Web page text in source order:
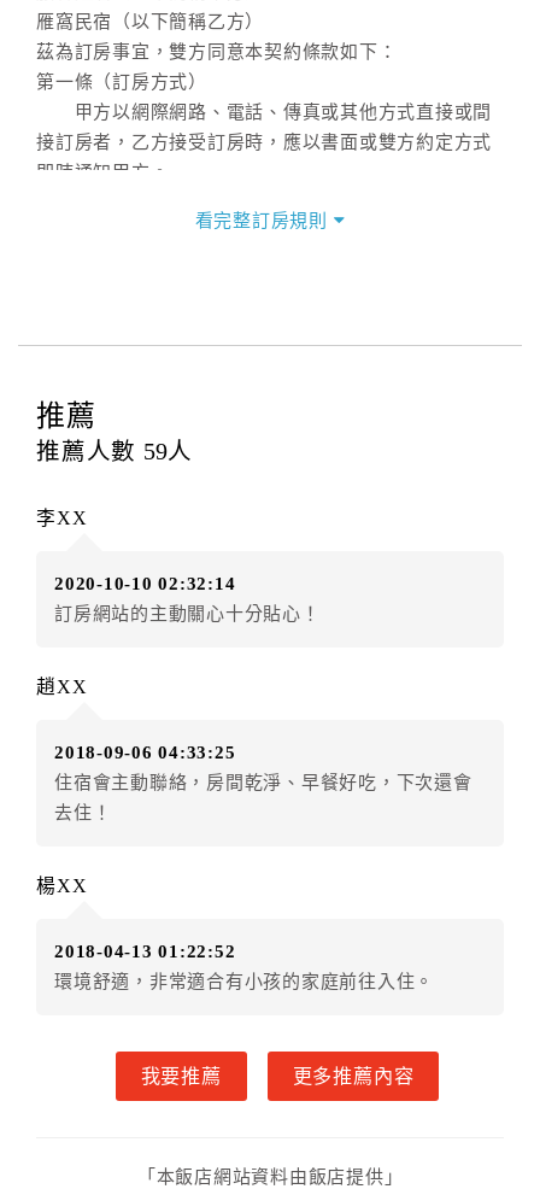
雁窩民宿（以下簡稱乙方）
茲為訂房事宜，雙方同意本契約條款如下：
第一條（訂房方式）
甲方以網際網路、電話、傳真或其他方式直接或間
接訂房者，乙方接受訂房時，應以書面或雙方約定方式
即時通知甲方。
甲方訂房應告知乙方預定住宿之期間、所需客房房
本契約之房價經雙方合意，依網路售價計費（含稅
金及服務費），乙方除提供住宿外，尚包括（依預訂專
第四條（入住、退房時間）
甲、乙雙方同意本契約之付款方式依乙方提供方
式。
乙方接受甲方訂房後，甲方入住前，乙方預收取總
第七條（甲方解約時定金之退還）
甲方解約時，應通知乙方，並得要求乙方依下列標
準返還已繳之定金金額：
二、甲方解約通知於預定住宿日前第十日至第十三日到
三、甲方解約通知於預定住宿日前第七日至第九日到達
者，得請求乙方退還已付定金百分之五十。
五、甲方解約通知於預定住宿日前第二日至第三日到達
者，得請求乙方退還已付定金百分之三十。
求乙方退還已付定金百分之二十。
看完整訂房規則
推薦
推薦人數 59人
李XX
2020-10-10 02:32:14
訂房網站的主動關心十分貼心！
趙XX
2018-09-06 04:33:25
住宿會主動聯絡，房間乾淨、早餐好吃，下次還會
去住！
楊XX
2018-04-13 01:22:52
環境舒適，非常適合有小孩的家庭前往入住。
我要推薦 更多推薦內容
「本飯店網站資料由飯店提供」